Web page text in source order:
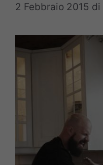
2 Febbraio 2015 di